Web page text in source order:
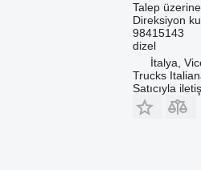
Talep
Direksiyon
98415143
dizel
İtalya,
Trucks
Satıcıyla